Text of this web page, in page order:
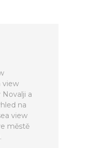
view
a
na
view
městě